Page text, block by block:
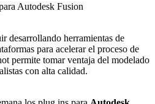
desarrollando herramientas de
para acelerar el proceso de
permite tomar ventaja del modelado
con alta calidad.